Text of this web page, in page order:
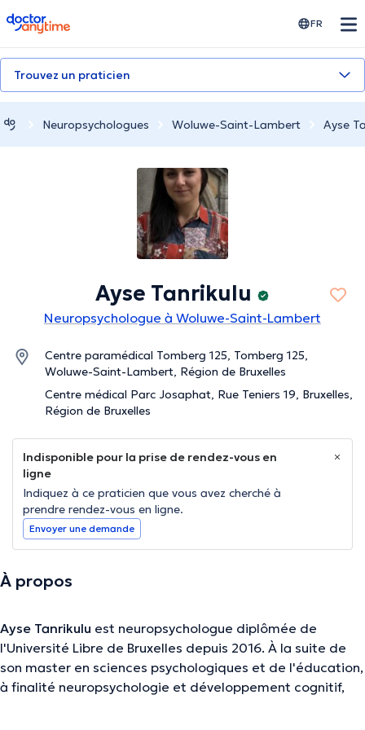
doctoranytime FR
Trouvez un praticien
Neuropsychologues Woluwe-Saint-Lambert Ayse
Ayse Tanrikulu
Neuropsychologue à Woluwe-Saint-Lambert
Centre paramédical Tomberg 125, Tomberg 125,
Woluwe-Saint-Lambert, Région de Bruxelles
Centre médical Parc Josaphat, Rue Teniers 19, Bruxelles,
Région de Bruxelles
Indisponible pour la prise de rendez-vous en
ligne
Indiquez à ce praticien que vous avez cherché à
prendre rendez-vous en ligne.
Envoyer une demande
À propos
Ayse Tanrikulu est neuropsychologue diplômée de
l'Université Libre de Bruxelles depuis 2016. À la suite de
son master en sciences psychologiques et de l'éducation,
à finalité neuropsychologie et développement cognitif,